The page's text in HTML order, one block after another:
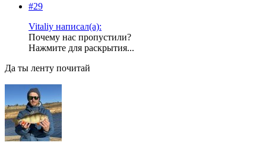
#29
Vitaliy написал(а):
Почему нас пропустили?
Нажмите для раскрытия...
Да ты ленту почитай